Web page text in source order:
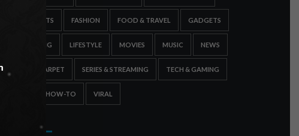
ESPORTS FASHION FOOD & TRAVEL GADGETS
GAMING LIFESTYLE MOVIES MUSIC NEWS
RED CARPET SERIES & STREAMING TECH & GAMING
TIPS & HOW-TO VIRAL